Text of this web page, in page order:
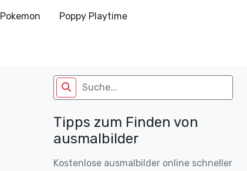
Pokemon Poppy Playtime
Tipps zum Finden von
ausmalbilder
Kostenlose ausmalbilder online schneller